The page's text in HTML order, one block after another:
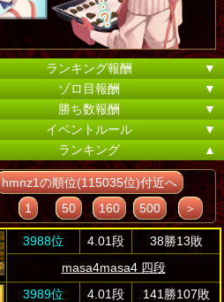
ランキング報酬
▼
ゾロ目報酬
▼
勝ち数報酬
▼
イベントルール
▼
ランキング
▲
hmnz1の順位(115035位)付近へ
1 50 160 500 ＞
3988位 4.01段
38勝13敗
masa4masa4 四段
3989位
4.01段
141勝107敗